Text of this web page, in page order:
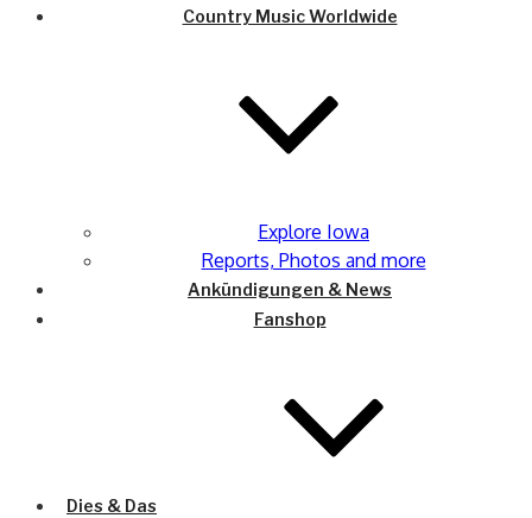
Country Music Worldwide
Explore Iowa
Reports, Photos and more
Ankündigungen & News
Fanshop
Dies & Das